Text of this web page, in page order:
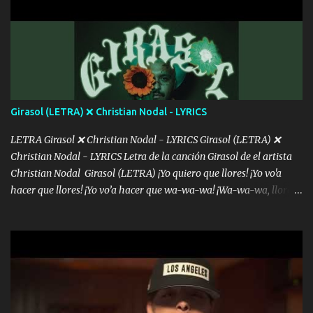
menos se prudente Hoy me sabe a mierda, traigo un Balvin en los
dientes Por falta de empatía le toca ser resiliente ¿Acaso eres
consciente de los followers que mueves? Parcerito, abre los ojos y
ve el poder que tienes Otro chiste malo son los nombres de tus
álbum's "José, vibras colores con la energía del diablo " ¿Si ...
Girasol (LETRA) ❌ Christian Nodal - LYRICS
LETRA Girasol ❌ Christian Nodal - LYRICS Girasol (LETRA) ❌
Christian Nodal - LYRICS Letra de la canción Girasol de el artista
Christian Nodal Girasol (LETRA) ¡Yo quiero que llores! ¡Yo vo'a
hacer que llores! ¡Yo vo’a hacer que wa-wa-wa! ¡Wa-wa-wa, llores!
intentas rimar Pobre payaso que usa a todo el mundo pa' conectar
con la gente Dices "Latino Gang" pero pisas a to'a tu gente Pa’ dar
mensajes, m'ijo, hay quе ser coherentеs Si tú no eres artista, al
menos se prudente Hoy me sabe a mierda, traigo un Balvin en los